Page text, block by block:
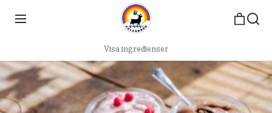
Visa ingredienser